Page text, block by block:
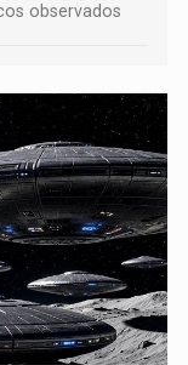
observados